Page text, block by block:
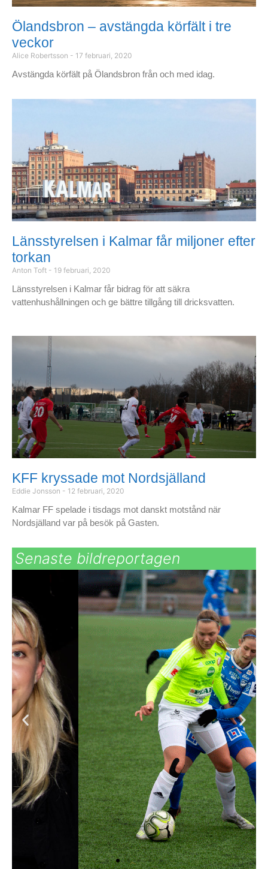
Ölandsbron – avstängda körfält i tre
veckor
Alice Robertsson 17 februari, 2020
Avstängda körfält på Ölandsbron från och med idag.
Länsstyrelsen i Kalmar får miljoner efter
torkan
Anton Toft 19 februari, 2020
Länsstyrelsen i Kalmar får bidrag för att säkra
vattenhushållningen och ge bättre tillgång till dricksvatten.
KFF kryssade mot Nordsjälland
Eddie Jonsson 12 februari, 2020
Kalmar FF spelade i tisdags mot danskt motstånd när
Nordsjälland var på besök på Gasten.
Senaste bildreportagen